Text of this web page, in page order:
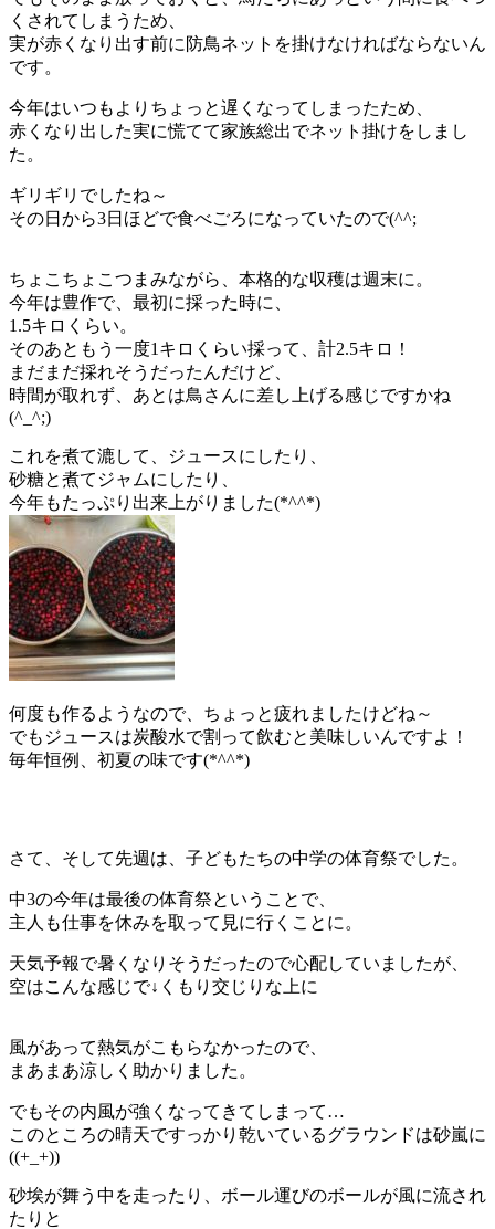
くされてしまうため、
実が赤くなり出す前に防鳥ネットを掛けなければならないん
です。
今年はいつもよりちょっと遅くなってしまったため、
赤くなり出した実に慌てて家族総出でネット掛けをしまし
た。
ギリギリでしたね～
その日から3日ほどで食べごろになっていたので(^^;
ちょこちょこつまみながら、本格的な収穫は週末に。
今年は豊作で、最初に採った時に、
1.5キロくらい。
そのあともう一度1キロくらい採って、計2.5キロ！
まだまだ採れそうだったんだけど、
時間が取れず、あとは鳥さんに差し上げる感じですかね
(^_^;)
これを煮て漉して、ジュースにしたり、
砂糖と煮てジャムにしたり、
今年もたっぷり出来上がりました(*^^*)
何度も作るようなので、ちょっと疲れましたけどね～
でもジュースは炭酸水で割って飲むと美味しいんですよ！
毎年恒例、初夏の味です(*^^*)
さて、そして先週は、子どもたちの中学の体育祭でした。
中3の今年は最後の体育祭ということで、
主人も仕事を休みを取って見に行くことに。
天気予報で暑くなりそうだったので心配していましたが、
空はこんな感じで↓くもり交じりな上に
風があって熱気がこもらなかったので、
まあまあ涼しく助かりました。
でもその内風が強くなってきてしまって…
このところの晴天ですっかり乾いているグラウンドは砂嵐に
((+_+))
砂埃が舞う中を走ったり、ボール運びのボールが風に流され
たりと